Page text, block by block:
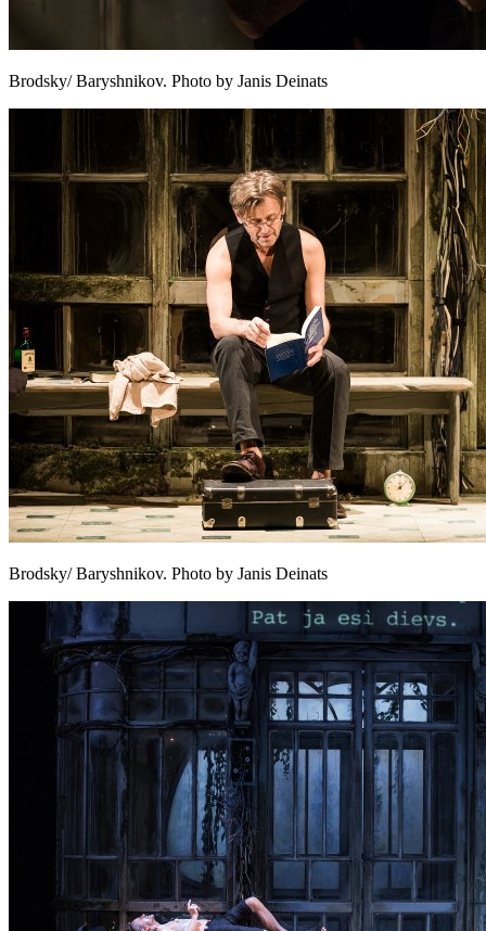
Brodsky/ Baryshnikov. Photo by Janis Deinats
Brodsky/ Baryshnikov. Photo by Janis Deinats